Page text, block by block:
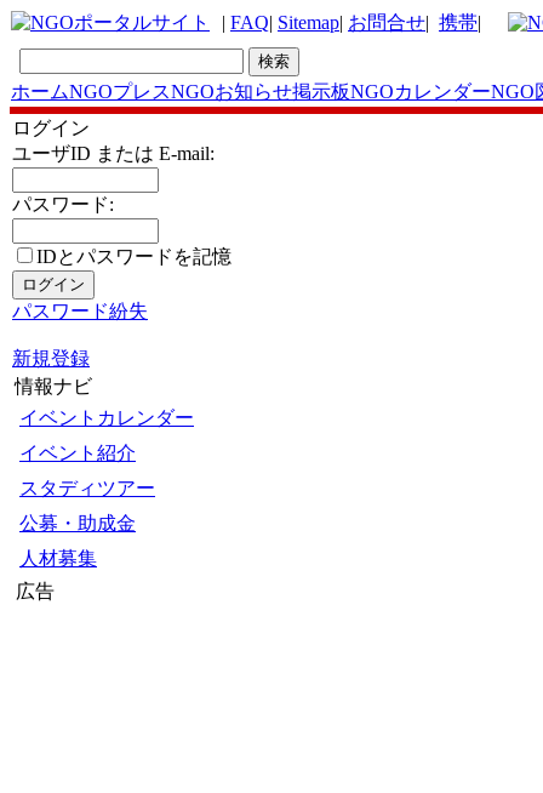
| FAQ| Sitemap| お問合せ| 携帯|
ホームNGOプレスNGOお知らせ掲示板NGOカレンダーNGO
ログイン
ユーザID または E-mail:
パスワード:
IDとパスワードを記憶
パスワード紛失
新規登録
情報ナビ
イベントカレンダー
イベント紹介
スタディツアー
公募・助成金
人材募集
広告